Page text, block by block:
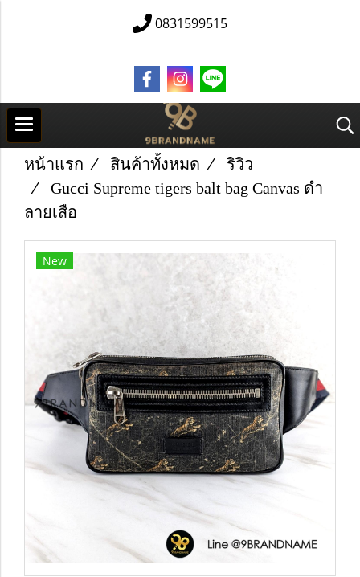
0831599515
หน้าแรก สินค้าทั้งหมด
ริวิว
Gucci Supreme tigers balt bag Canvas ดำ
ลายเสือ
New